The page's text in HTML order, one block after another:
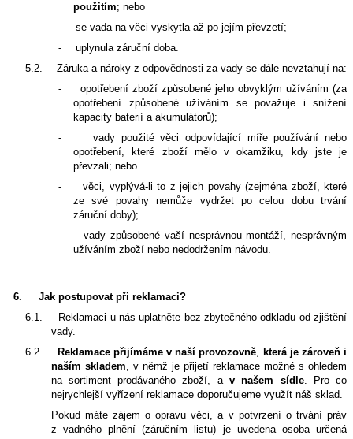
použitím; nebo
-
se vada na věci vyskytla až po jejím převzetí;
-
uplynula záruční doba.
5.2.
Záruka a nároky z odpovědnosti za vady se dále nevztahují na:
-
opotřebení zboží způsobené jeho obvyklým užíváním (za
opotřebení způsobené užíváním se považuje i snížení
kapacity baterií a akumulátorů);
-
vady použité věci odpovídající míře používání nebo
opotřebení, které zboží mělo v okamžiku, kdy jste je
převzali; nebo
-
věci, vyplývá-li to z jejich povahy (zejména zboží, které
ze své povahy nemůže vydržet po celou dobu trvání
záruční doby);
-
vady způsobené vaší nesprávnou montáží, nesprávným
užíváním zboží nebo nedodržením návodu.
6.
Jak postupovat při reklamaci?
6.1.
Reklamaci u nás uplatněte bez zbytečného odkladu od zjištění
vady.
6.2.
Reklamace přijímáme v naší provozovně, která je zároveň i
naším skladem, v němž je přijetí reklamace možné s ohledem
na sortiment prodávaného zboží, a v našem sídle. Pro co
nejrychlejší vyřízení reklamace doporučujeme využít náš sklad.
Pokud máte zájem o opravu věci, a v potvrzení o trvání práv
z vadného plnění (záručním listu) je uvedena osoba určená